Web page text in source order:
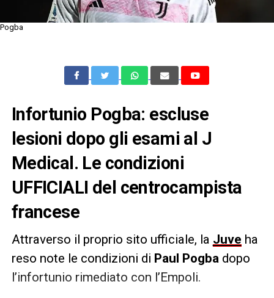
Pogba
Infortunio Pogba: escluse
lesioni dopo gli esami al J
Medical. Le condizioni
UFFICIALI del centrocampista
francese
Attraverso il proprio sito ufficiale, la Juve ha
reso note le condizioni di Paul Pogbadopo
l’infortunio rimediato con l’Empoli.